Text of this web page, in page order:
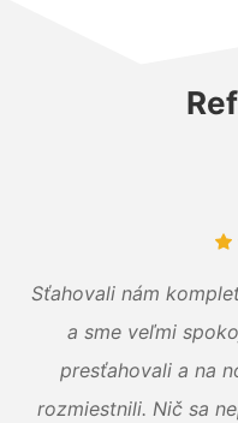
Sťahovali nám
a sme veľmi
presťahovali a na
rozmiestnili. Nič sa